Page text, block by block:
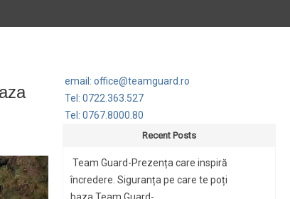
email: office@teamguard.ro
Tel: 0722.363.527
Tel: 0767.8000.80
Recent Posts
Team Guard-Prezența care inspiră
încredere. Siguranța pe care te poți